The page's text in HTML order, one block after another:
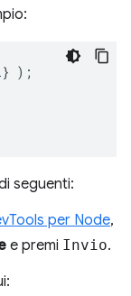
} );
seguenti:
per Node,
e premi Invio.